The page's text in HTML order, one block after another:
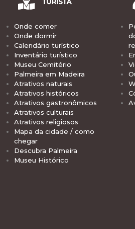
Onde comer
Onde dormir
Calendário turístico
Inventário turístico
Museu Cemitério
Palmeira em Madeira
Atrativos naturais
Atrativos históricos
Atrativos gastronômicos
Atrativos culturais
Atrativos religiosos
Mapa da cidade / como
chegar
Descubra Palmeira
Museu Histórico